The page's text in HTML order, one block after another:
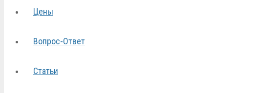
Цены
Вопрос-Ответ
Статьи